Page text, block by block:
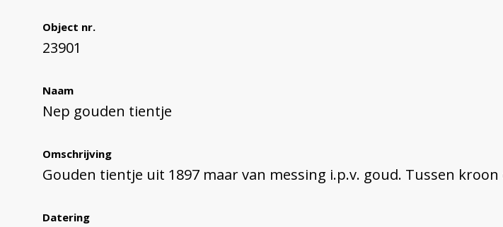
Object nr.
23901
Naam
Nep gouden tientje
Omschrijving
Gouden tientje uit 1897 maar van messing i.p.v. goud. Tussen
Datering